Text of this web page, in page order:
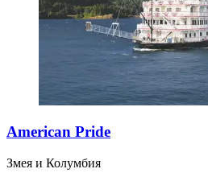
American Pride
Змея и Колумбия